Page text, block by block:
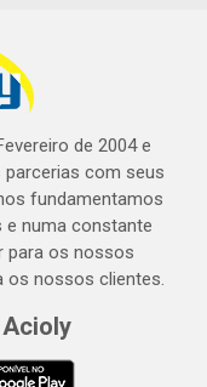
de 2004 e
com seus
fundamentamos
numa constante
para os nossos
os nossos clientes.